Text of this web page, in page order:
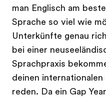
man Englisch am
Sprache so viel wie
Unterkünfte genau
bei einer
Sprachpraxis
deinen
reden. Da ein Gap